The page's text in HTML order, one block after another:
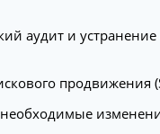
аудит и устранение
продвижения